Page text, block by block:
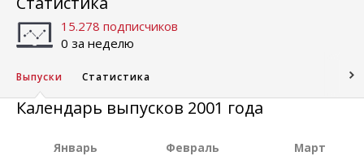
15.278 подписчиков
0 за неделю
Выпуски Статистика
Календарь выпусков 2001 года
Январь
Февраль
Март